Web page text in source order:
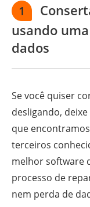
1
usando
dados
Se você quiser
desligando,
que
terceiros
melhor software
processo de
nem perda de